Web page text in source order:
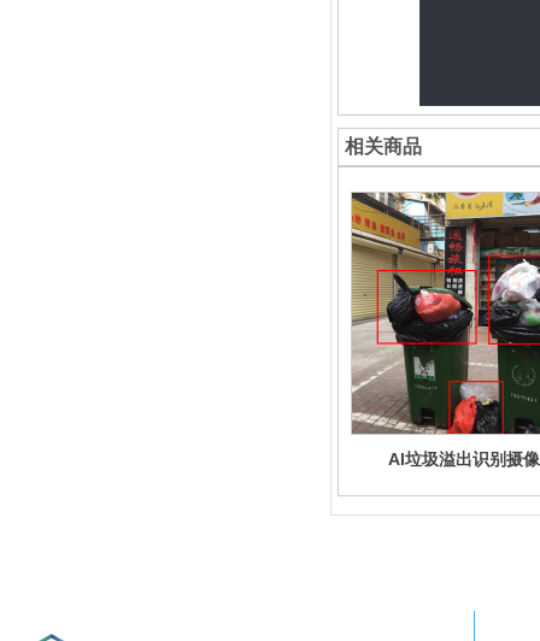
相关商品
AI垃圾溢出识别摄